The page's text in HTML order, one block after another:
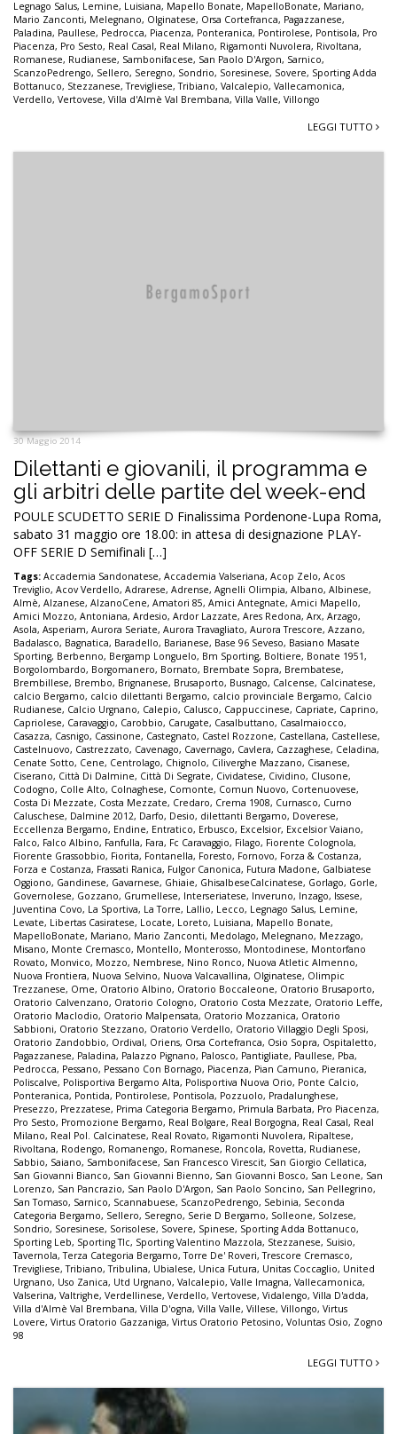
Legnago Salus, Lemine, Luisiana, Mapello Bonate, MapelloBonate, Mariano,
Mario Zanconti, Melegnano, Olginatese, Orsa Cortefranca, Pagazzanese,
Paladina, Paullese, Pedrocca, Piacenza, Ponteranica, Pontirolese, Pontisola, Pro
Piacenza, Pro Sesto, Real Casal, Real Milano, Rigamonti Nuvolera, Rivoltana,
Romanese, Rudianese, Sambonifacese, San Paolo D'Argon, Sarnico,
ScanzoPedrengo, Sellero, Seregno, Sondrio, Soresinese, Sovere, Sporting Adda
Bottanuco, Stezzanese,Trevigliese,Tribiano, Valcalepio, Vallecamonica,
Verdello, Vertovese, Villa d'Almè Val Brembana, Villa Valle, Villongo
LEGGI TUTTO
30 Maggio 2014
Dilettanti e giovanili, il programma e
gli arbitri delle partite del week-end
POULE SCUDETTO SERIE D Finalissima Pordenone-Lupa Roma,
sabato 31 maggio ore 18.00: in attesa di designazione PLAY-
OFF SERIE D Semifinali […]
Tags: Accademia Sandonatese, Accademia Valseriana, Acop Zelo, Acos
Treviglio, Acov Verdello, Adrarese, Adrense, Agnelli Olimpia, Albano, Albinese,
Almè, Alzanese, AlzanoCene, Amatori 85, Amici Antegnate, Amici Mapello,
Amici Mozzo, Antoniana, Ardesio, Ardor Lazzate, Ares Redona, Arx, Arzago,
Asola, Asperiam, Aurora Seriate, Aurora Travagliato, Aurora Trescore, Azzano,
Badalasco, Bagnatica, Baradello, Barianese, Base 96 Seveso, Basiano Masate
Sporting, Berbenno, Bergamp Longuelo, Bm Sporting, Boltiere, Bonate 1951,
Borgolombardo, Borgomanero, Bornato, Brembate Sopra, Brembatese,
Brembillese, Brembo, Brignanese, Brusaporto, Busnago, Calcense, Calcinatese,
calcio Bergamo, calcio dilettanti Bergamo, calcio provinciale Bergamo, Calcio
Rudianese, Calcio Urgnano, Calepio, Calusco, Cappuccinese, Capriate, Caprino,
Capriolese, Caravaggio, Carobbio, Carugate, Casalbuttano, Casalmaiocco,
Casazza, Casnigo, Cassinone, Castegnato, Castel Rozzone, Castellana, Castellese,
Castelnuovo, Castrezzato, Cavenago, Cavernago, Cavlera, Cazzaghese, Celadina,
Cenate Sotto, Cene, Centrolago, Chignolo, Ciliverghe Mazzano, Cisanese,
Ciserano, Città Di Dalmine, Città Di Segrate, Cividatese, Cividino, Clusone,
Codogno, Colle Alto, Colnaghese, Comonte, Comun Nuovo, Cortenuovese,
Costa Di Mezzate, Costa Mezzate, Credaro, Crema 1908, Curnasco, Curno
Caluschese, Dalmine 2012, Darfo, Desio, dilettanti Bergamo, Doverese,
Eccellenza Bergamo, Endine, Entratico, Erbusco, Excelsior, Excelsior Vaiano,
Falco, Falco Albino, Fanfulla, Fara, Fc Caravaggio, Filago, Fiorente Colognola,
Fiorente Grassobbio, Fiorita, Fontanella, Foresto, Fornovo, Forza & Costanza,
Forza e Costanza, Frassati Ranica, Fulgor Canonica, Futura Madone, Galbiatese
Oggiono, Gandinese, Gavarnese, Ghiaie, GhisalbeseCalcinatese, Gorlago, Gorle,
Governolese, Gozzano, Grumellese, Interseriatese, Inveruno, Inzago, Issese,
Juventina Covo, La Sportiva, La Torre, Lallio, Lecco, Legnago Salus, Lemine,
Levate, Libertas Casiratese, Locate, Loreto, Luisiana, Mapello Bonate,
MapelloBonate, Mariano, Mario Zanconti, Medolago, Melegnano, Mezzago,
Misano, Monte Cremasco, Montello, Monterosso, Montodinese, Montorfano
Rovato, Monvico, Mozzo, Nembrese, Nino Ronco, Nuova Atletic Almenno,
Nuova Frontiera, Nuova Selvino, Nuova Valcavallina, Olginatese, Olimpic
Trezzanese, Ome, Oratorio Albino, Oratorio Boccaleone, Oratorio Brusaporto,
Oratorio Calvenzano, Oratorio Cologno, Oratorio Costa Mezzate, Oratorio Leffe,
Oratorio Maclodio, Oratorio Malpensata, Oratorio Mozzanica, Oratorio
Sabbioni, Oratorio Stezzano, Oratorio Verdello, Oratorio Villaggio Degli Sposi,
Oratorio Zandobbio, Ordival, Oriens, Orsa Cortefranca, Osio Sopra, Ospitaletto,
Pagazzanese, Paladina, Palazzo Pignano, Palosco, Pantigliate, Paullese, Pba,
Pedrocca, Pessano, Pessano Con Bornago, Piacenza, Pian Camuno, Pieranica,
Poliscalve, Polisportiva Bergamo Alta, Polisportiva Nuova Orio, Ponte Calcio,
Ponteranica, Pontida, Pontirolese, Pontisola, Pozzuolo, Pradalunghese,
Presezzo, Prezzatese, Prima Categoria Bergamo, Primula Barbata, Pro Piacenza,
Pro Sesto, Promozione Bergamo, Real Bolgare, Real Borgogna, Real Casal, Real
Milano, Real Pol. Calcinatese, Real Rovato, Rigamonti Nuvolera, Ripaltese,
Rivoltana, Rodengo, Romanengo, Romanese, Roncola, Rovetta, Rudianese,
Sabbio, Saiano, Sambonifacese, San Francesco Virescit, San Giorgio Cellatica,
San Giovanni Bianco, San Giovanni Bienno, San Giovanni Bosco, San Leone, San
Lorenzo, San Pancrazio, San Paolo D'Argon, San Paolo Soncino, San Pellegrino,
San Tomaso, Sarnico, Scannabuese, ScanzoPedrengo, Sebinia, Seconda
Categoria Bergamo, Sellero, Seregno, Serie D Bergamo, Solleone, Solzese,
Sondrio, Soresinese, Sorisolese, Sovere, Spinese, Sporting Adda Bottanuco,
Sporting Leb, Sporting Tlc, Sporting Valentino Mazzola, Stezzanese, Suisio,
Tavernola,Terza Categoria Bergamo,Torre De' Roveri,Trescore Cremasco,
Trevigliese,Tribiano,Tribulina, Ubialese, Unica Futura, Unitas Coccaglio, United
Urgnano, Uso Zanica, Utd Urgnano, Valcalepio, Valle Imagna, Vallecamonica,
Valserina, Valtrighe, Verdellinese, Verdello, Vertovese, Vidalengo, Villa D'adda,
Villa d'Almè Val Brembana, Villa D'ogna, Villa Valle, Villese, Villongo, Virtus
Lovere, Virtus Oratorio Gazzaniga, Virtus Oratorio Petosino, Voluntas Osio, Zogno
98
LEGGI TUTTO